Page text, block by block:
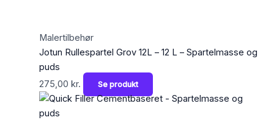
Malertilbehør
Jotun Rullespartel Grov 12L – 12 L – Spartelmasse og
puds
275,00 kr. Se produkt